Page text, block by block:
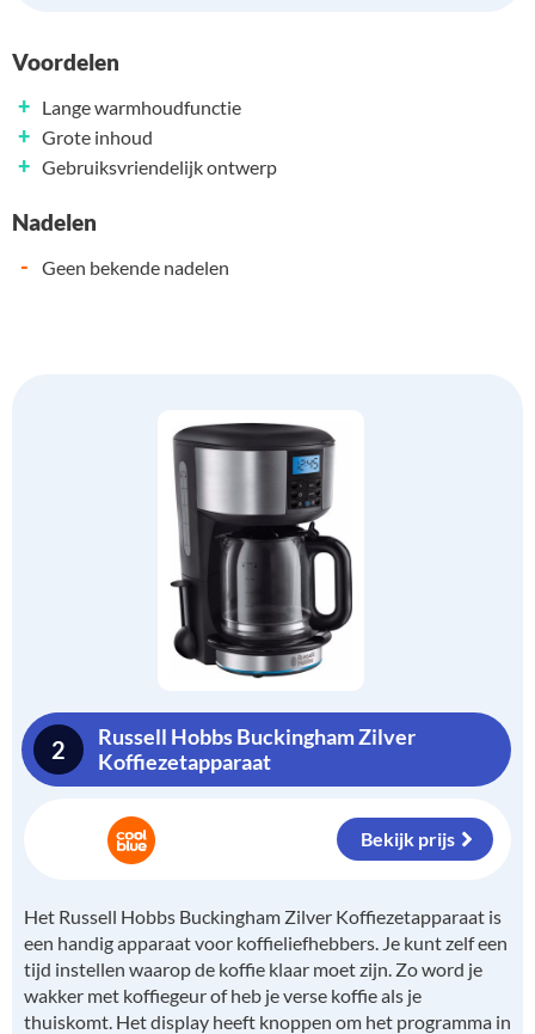
Voordelen
+ Lange warmhoudfunctie
+ Grote inhoud
+ Gebruiksvriendelijk ontwerp
Nadelen
- Geen bekende nadelen
2
Russell Hobbs Buckingham Zilver
Koffiezetapparaat
Bekijk prijs
Het Russell Hobbs Buckingham Zilver Koffiezetapparaat is
een handig apparaat voor koffieliefhebbers. Je kunt zelf een
tijd instellen waarop de koffie klaar moet zijn. Zo word je
wakker met koffiegeur of heb je verse koffie als je
thuiskomt. Het display heeft knoppen om het programma in